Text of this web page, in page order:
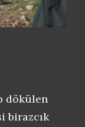
dökülen
birazcık